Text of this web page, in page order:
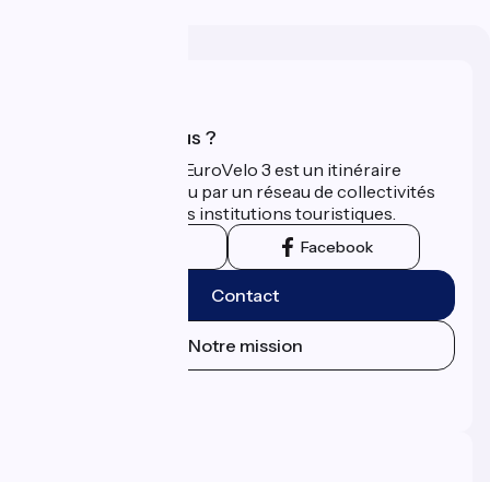
Qui sommes-nous ?
La Scandibérique-EuroVelo 3 est un itinéraire
développé et promu par un réseau de collectivités
territoriales et leurs institutions touristiques.
Facebook
Contact
Notre mission